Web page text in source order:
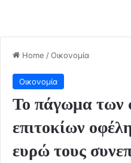
Home /Οικονομία
Οικονομία
Το πάγωμα των
επιτοκίων
ευρώ τους